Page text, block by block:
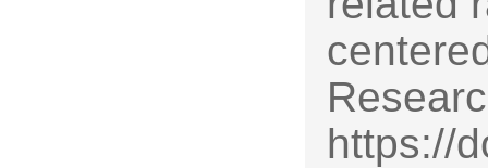
https://